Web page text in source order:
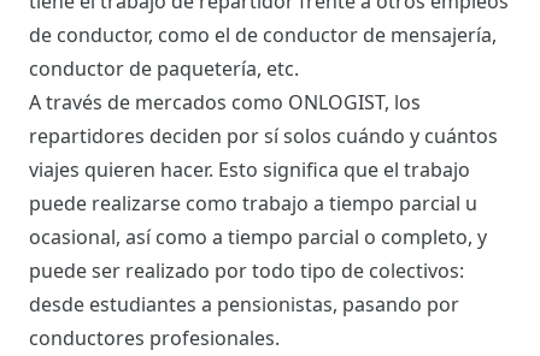
de conductor, como el de conductor de mensajería,
conductor de paquetería, etc.
A través de mercados como ONLOGIST, los
repartidores deciden por sí solos cuándo y cuántos
viajes quieren hacer. Esto significa que el trabajo
puede realizarse como trabajo a tiempo parcial u
ocasional, así como a tiempo parcial o completo, y
puede ser realizado por todo tipo de colectivos:
desde estudiantes a pensionistas, pasando por
conductores profesionales.